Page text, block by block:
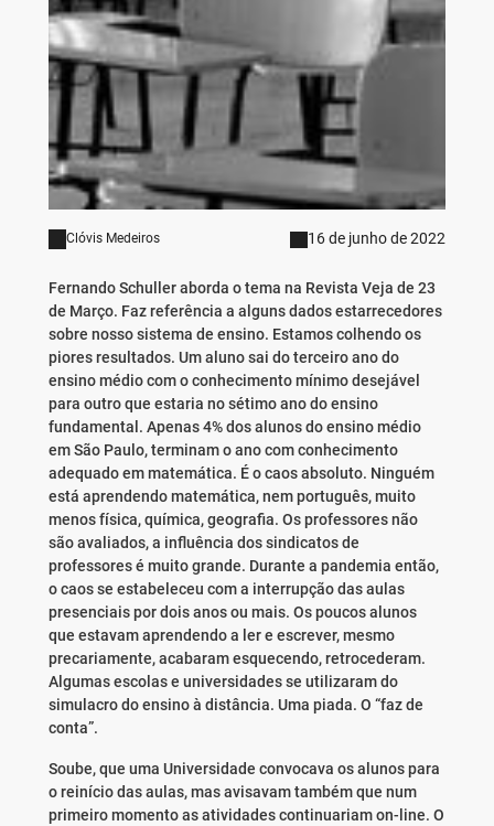
Clóvis Medeiros 16 de junho de 2022
Fernando Schuller aborda o tema na Revista Veja de 23
de Março. Faz referência a alguns dados estarrecedores
sobre nosso sistema de ensino. Estamos colhendo os
piores resultados. Um aluno sai do terceiro ano do
ensino médio com o conhecimento mínimo desejável
para outro que estaria no sétimo ano do ensino
fundamental. Apenas 4% dos alunos do ensino médio
em São Paulo, terminam o ano com conhecimento
adequado em matemática. É o caos absoluto. Ninguém
está aprendendo matemática, nem português, muito
menos física, química, geografia. Os professores não
são avaliados, a influência dos sindicatos de
professores é muito grande. Durante a pandemia então,
o caos se estabeleceu com a interrupção das aulas
presenciais por dois anos ou mais. Os poucos alunos
que estavam aprendendo a ler e escrever, mesmo
precariamente, acabaram esquecendo, retrocederam.
Algumas escolas e universidades se utilizaram do
simulacro do ensino à distância. Uma piada. O “faz de
conta”.
Soube, que uma Universidade convocava os alunos para
o reinício das aulas, mas avisavam também que num
primeiro momento as atividades continuariam on-line. O